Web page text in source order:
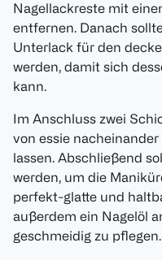
Nagellackreste mit
entfernen. Danach
Unterlack für den
werden, damit sich
kann.
Im Anschluss zwei
von essie
lassen. Abschließend
werden, um die
perfekt-glatte und
außerdem ein Nagelöl
geschmeidig zu pflegen.